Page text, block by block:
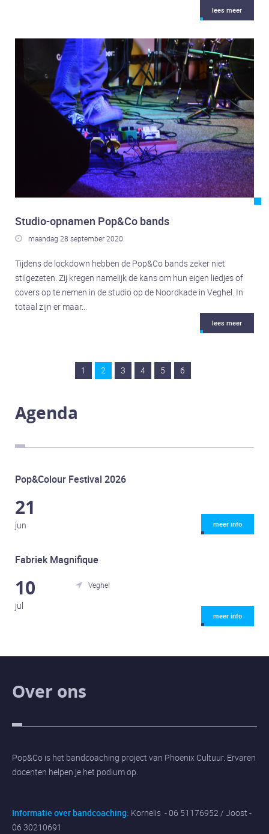
lees meer
Studio-opnamen Pop&Co bands
 maandag 28 september 2020
Tijdens de lockdown hebben de Pop&Co bands zeker niet
stilgezeten. Zij kregen namelijk de kans om hun eigen liedjes of
covers op te nemen in de studio op de Noordkade in Veghel. In
totaal zijn er maar...
lees meer
1 2 3 4 5 6
Agenda
Pop&Colour Festival 2026
21
jun meer info
Fabriek Magnifique
10
jul
 Veghel
meer info
Over ons
Pop&Co is het bandcoaching project van Phoenix Cultuur. Ervaren
docenten helpen je het podium op.
Informatie over bandcoaching: Kornelis - 06 51176952 / Joost -
06 30210691